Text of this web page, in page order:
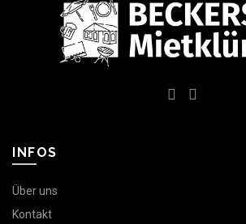
INFOS
Über uns
Kontakt